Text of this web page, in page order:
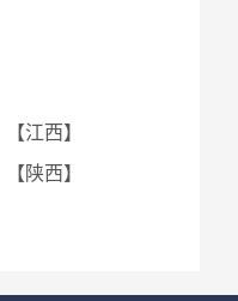
【江西】
【陕西】